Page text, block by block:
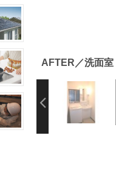
AFTER／洗面室